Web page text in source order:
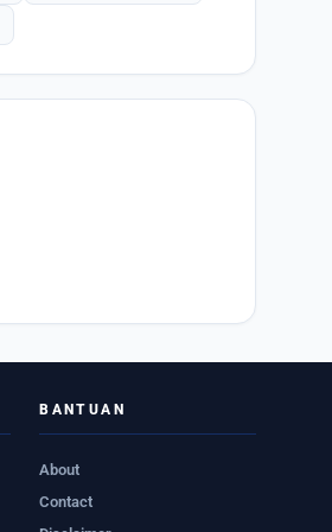
BANTUAN
About
Contact